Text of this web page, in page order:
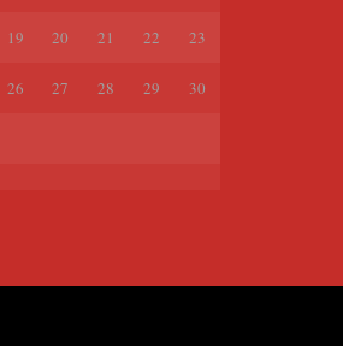
19 20 21 22 23
26 27 28 29 30